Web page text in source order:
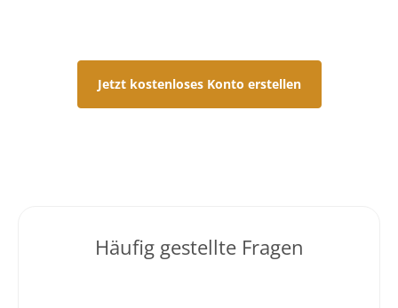
Jetzt kostenloses Konto erstellen
Häufig gestellte Fragen